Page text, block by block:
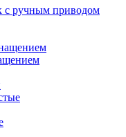
с ручным приводом